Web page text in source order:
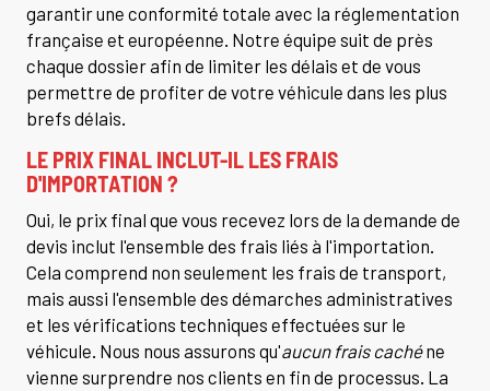
garantir une conformité totale avec la réglementation
française et européenne. Notre équipe suit de près
chaque dossier afin de limiter les délais et de vous
permettre de profiter de votre véhicule dans les plus
brefs délais.
LE PRIX FINAL INCLUT-IL LES FRAIS
D'IMPORTATION ?
Oui, le prix final que vous recevez lors de la demande de
devis inclut l'ensemble des frais liés à l'importation.
Cela comprend non seulement les frais de transport,
mais aussi l'ensemble des démarches administratives
et les vérifications techniques effectuées sur le
véhicule. Nous nous assurons qu'aucun frais cachéne
vienne surprendre nos clients en fin de processus. La